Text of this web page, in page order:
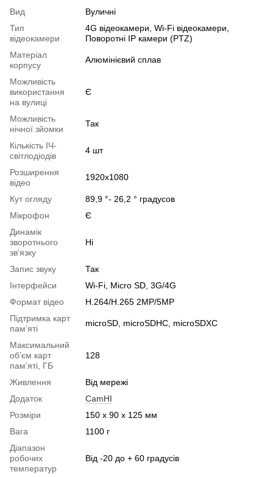
Вид
Вуличні
Тип
відеокамери
4G відеокамери, Wi-Fi відеокамери,
Поворотні IP камери (PTZ)
Матеріал
корпусу
Алюмінієвий сплав
Можливість
використання
на вулиці
Є
Можливість
нічної зйомки
Так
Кількість ІЧ-
світлодіодів
4 шт
Розширення
відео
1920x1080
Кут огляду
89,9 °- 26,2 ° градусов
Мікрофон
Є
Динамік
зворотнього
звʼязку
Ні
Запис звуку
Так
Інтерфейси
Wi-Fi, Micro SD, 3G/4G
Формат відео
H.264/H.265 2MP/5MP
Підтримка карт
памʼяті
microSD, microSDHC, microSDXC
Максимальний
обʼєм карт
памʼяті, ГБ
128
Живлення
Від мережі
Додаток
CamHI
Розміри
150 х 90 х 125 мм
Вага
1100 г
Діапазон
робочих
температур
Від -20 до + 60 градусів